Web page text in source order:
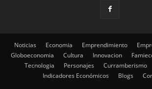
Noticias Economia Emprendimiento
Globoeconomia
Cultura Innovacion
Tecnologia
Personajes Curramberismo
Indicadores Económicos
Blogs